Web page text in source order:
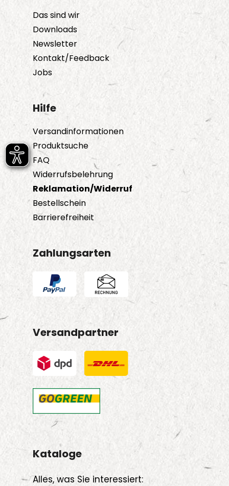
auf
der
Produktseite
werden
Das sind wir
Downloads
Newsletter
Kontakt/Feedback
Jobs
Hilfe
Versandinformationen
Produktsuche
FAQ
Widerrufsbelehrung
Reklamation/Widerruf
Bestellschein
Barrierefreiheit
Zahlungsarten
Versandpartner
Kataloge
Alles, was Sie interessiert: